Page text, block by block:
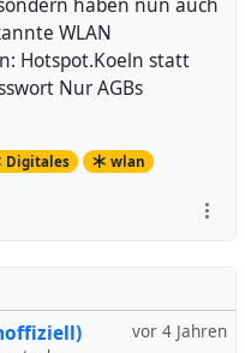
haben nun auch
WLAN
Hotspot.Koeln statt
Nur AGBs
Digitales wlan
vor 4 Jahren